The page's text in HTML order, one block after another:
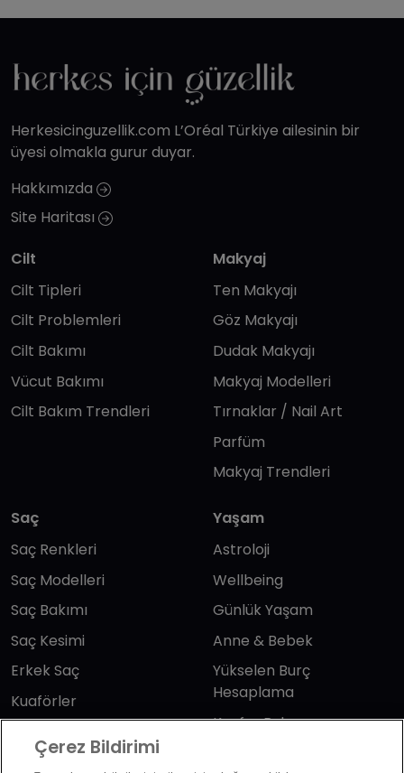
Herkesicinguzellik.com L’Oréal Türkiye ailesinin bir
üyesi olmakla gurur duyar.
Hakkımızda
Site Haritası
Cilt
Cilt Tipleri
Cilt Problemleri
Cilt Bakımı
Vücut Bakımı
Cilt Bakım Trendleri
Makyaj
Ten Makyajı
Göz Makyajı
Dudak Makyajı
Makyaj Modelleri
Tırnaklar / Nail Art
Parfüm
Makyaj Trendleri
Saç
Saç Renkleri
Saç Modelleri
Saç Bakımı
Saç Kesimi
Erkek Saç
Kuaförler
Yaşam
Astroloji
Wellbeing
Günlük Yaşam
Anne & Bebek
Yükselen Burç
Hesaplama
Kuafor Bulma
Çerez Bildirimi